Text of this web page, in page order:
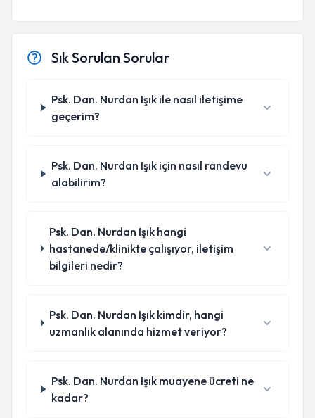
Sık Sorulan Sorular
Psk. Dan. Nurdan Işık ile nasıl iletişime
geçerim?
Psk. Dan. Nurdan Işık için nasıl randevu
alabilirim?
Psk. Dan. Nurdan Işık hangi
hastanede/klinikte çalışıyor, iletişim
bilgileri nedir?
Psk. Dan. Nurdan Işık kimdir, hangi
uzmanlık alanında hizmet veriyor?
Psk. Dan. Nurdan Işık muayene ücreti ne
kadar?